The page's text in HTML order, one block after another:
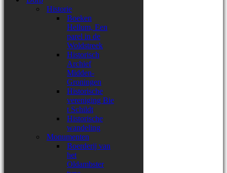
Historie
Boeken
Hellum, Een
parel in de
Woldstreek
Historisch
Archief
Midden-
Groningen
Historische
vereniging Bie
t Schildt
Historische
wandeling
Monumenten
Boerderij van
het
Oldambster